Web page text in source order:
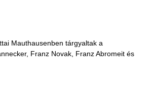
Mauthausenben tárgyaltak a
Franz Novak, Franz Abromeit és